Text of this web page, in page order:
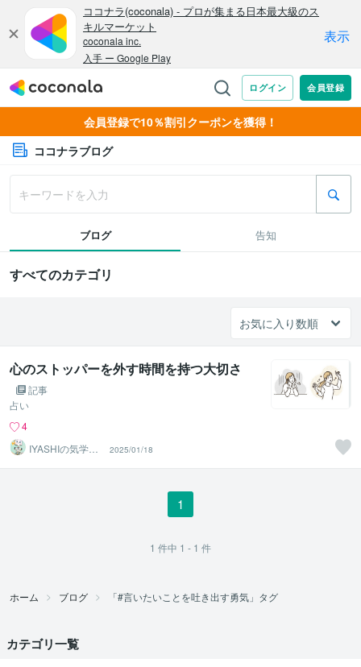
会員登録で10％割引クーポンを獲得！
ココナラブログ
ブログ 告知
すべてのカテゴリ
心のストッパーを外す時間を持つ大切さ
記事
占い
4
IYASHIの気学
「迅速かつ丁寧
な対応」
2025/01/18
1
1 件中 1 - 1 件
ホーム ブログ 「#言いたいことを吐き出す勇気」タグ
カテゴリ一覧